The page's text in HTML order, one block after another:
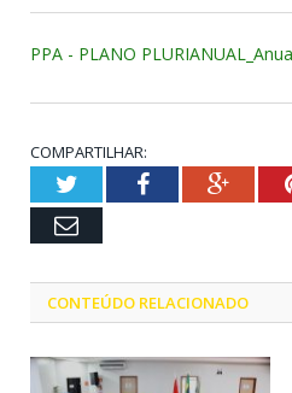
PPA - PLANO
COMPARTILHAR:
TwitterFacebook
Email
CONTEÚDO RELACIONADO